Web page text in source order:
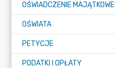
OŚWIADCZENIE MAJĄTKOWE
OŚWIATA
PETYCJE
PODATKI I OPŁATY